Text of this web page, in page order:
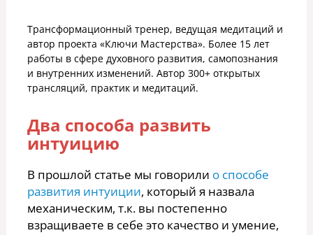
Трансформационный тренер, ведущая медитаций и
автор проекта «Ключи Мастерства». Более 15 лет
работы в сфере духовного развития, самопознания
и внутренних изменений. Автор 300+ открытых
трансляций, практик и медитаций.
Два способа развить
интуицию
В прошлой статье мы говорили о способе
развития интуиции, который я назвала
механическим, т.к. вы постепенно
взращиваете в себе это качество и умение,